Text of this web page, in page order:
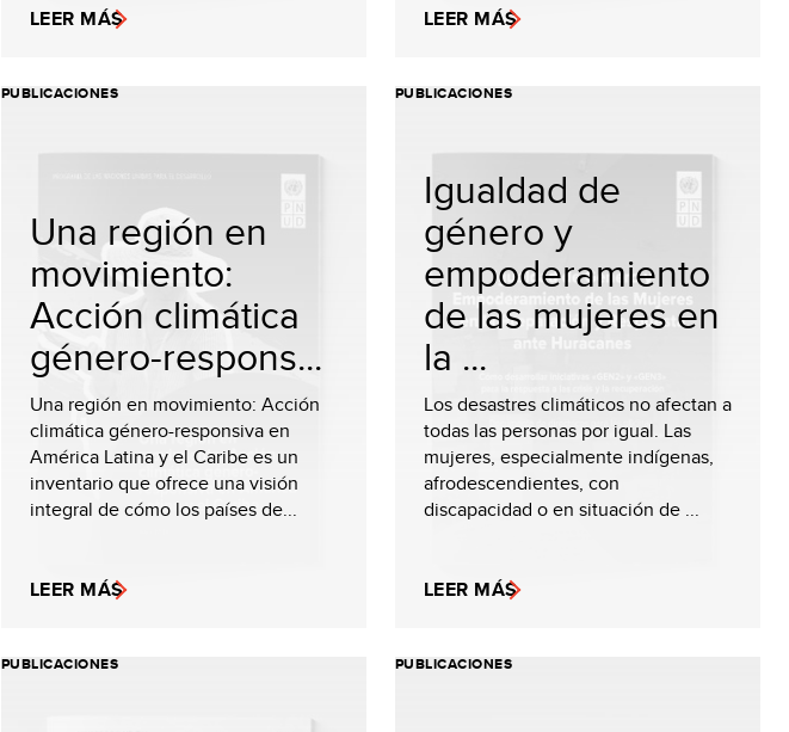
LEER MÁS LEER MÁS
PUBLICACIONES
Una región en
movimiento:
Acción climática
género-respons...
Una región en movimiento: Acción
climática género-responsiva en
América Latina y el Caribe es un
inventario que ofrece una visión
integral de cómo los países de...
LEER MÁS
PUBLICACIONES
Igualdad de
género y
empoderamiento
de las mujeres en
la ...
Los desastres climáticos no afectan a
todas las personas por igual. Las
mujeres, especialmente indígenas,
afrodescendientes, con
discapacidad o en situación de ...
LEER MÁS
PUBLICACIONES PUBLICACIONES